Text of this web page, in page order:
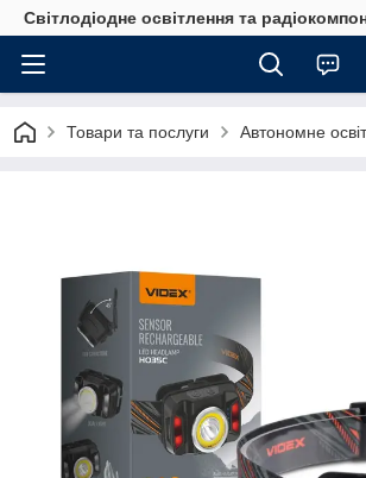
Світлодіодне освітлення та
Товари та послуги Автономне